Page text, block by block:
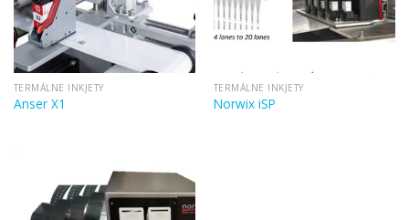
TERMÁLNE INKJETY
Anser X1
TERMÁLNE INKJETY
Norwix iSP